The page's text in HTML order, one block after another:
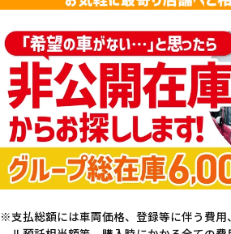
支払総額には車両価格、登録等に伴う費